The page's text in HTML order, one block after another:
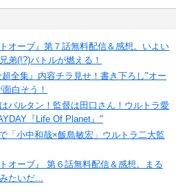
オーブ』第７話無料配信＆感想。いよい
弟(!?)バトルが燃える！
超全集』内容チラ見せ！書き下ろし"オー
白そう！
バルタン！監督は田口さん！ウルトラ愛
『Life Of Planet』"
「小中和哉×飯島敏宏」ウルトラ二大監
オーブ』 第６話無料配信＆感想。まる
たいだ...